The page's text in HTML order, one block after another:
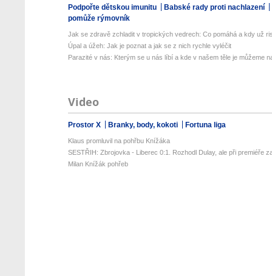
Podpořte dětskou imunitu
Babské rady proti nachlazení
pomůže rýmovník
Jak se zdravě zchladit v tropických vedrech: Co pomáhá a kdy už
Úpal a úžeh: Jak je poznat a jak se z nich rychle vyléčit
Parazité v nás: Kterým se u nás líbí a kde v našem těle je můžeme
Video
Prostor X Branky, body, kokoti Fortuna liga
Klaus promluvil na pohřbu Knížáka
SESTŘIH: Zbrojovka - Liberec 0:1. Rozhodl Dulay, ale při premiéře
Milan Knížák pohřeb